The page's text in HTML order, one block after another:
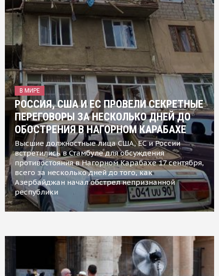
В МИРЕ
РОССИЯ, США И ЕС ПРОВЕЛИ СЕКРЕТНЫЕ
ПЕРЕГОВОРЫ ЗА НЕСКОЛЬКО ДНЕЙ ДО
ОБОСТРЕНИЯ В НАГОРНОМ КАРАБАХЕ
Высшие должностные лица США, ЕС и России
встретились в Стамбуле для обсуждения
противостояния в Нагорном Карабахе 17 сентября,
всего за несколько дней до того, как
Азербайджан начал обстрел непризнанной
республики